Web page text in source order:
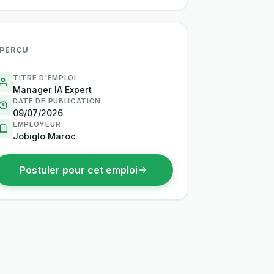
TITRE D'EMPLOI
Manager IA Expert
DATE DE PUBLICATION
09/07/2026
EMPLOYEUR
Jobiglo Maroc
Postuler pour cet emploi